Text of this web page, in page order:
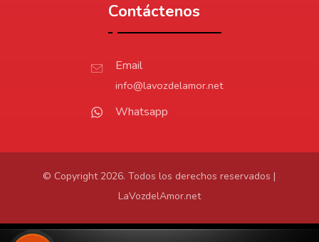
Contáctenos
Email
info@lavozdelamor.net
Whatsapp
© Copyright 2026. Todos los derechos reservados |
LaVozdelAmor.net
Protección de Datos